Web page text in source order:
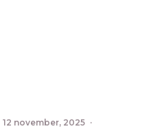
12 november, 2025 ·